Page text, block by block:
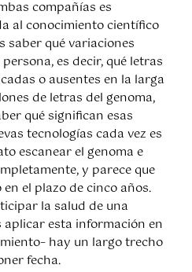
compañías es
al conocimiento científico
saber qué variaciones
es decir, qué letras
o ausentes en la larga
de letras del genoma,
qué significan esas
tecnologías cada vez es
escanear el genoma e
y parece que
el plazo de cinco años.
la salud de una
aplicar esta información en
hay un largo trecho
fecha.